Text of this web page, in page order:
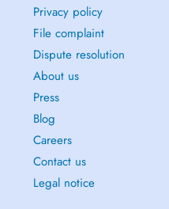
Privacy policy
File complaint
Dispute resolution
About us
Press
Blog
Careers
Contact us
Legal notice